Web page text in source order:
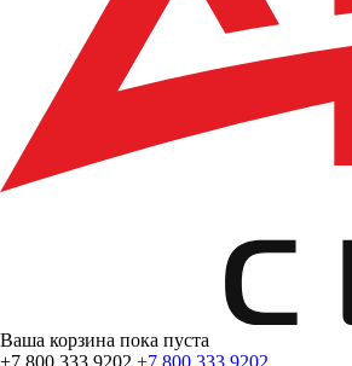
Ваша корзина пока пуста